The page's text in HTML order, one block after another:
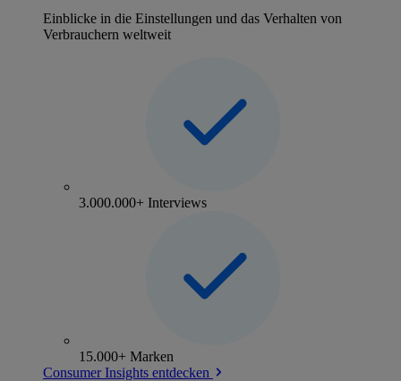
Einblicke in die Einstellungen und das Verhalten von
Verbrauchern weltweit
3.000.000+ Interviews
15.000+ Marken
Consumer Insights entdecken